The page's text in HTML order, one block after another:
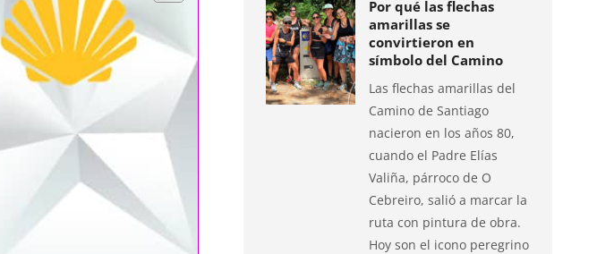
Por qué las flechas
amarillas se
convirtieron en
símbolo del Camino
Las flechas amarillas del
Camino de Santiago
nacieron en los años 80,
cuando el Padre Elías
Valiña, párroco de O
Cebreiro, salió a marcar la
ruta con pintura de obra.
Hoy son el icono peregrino